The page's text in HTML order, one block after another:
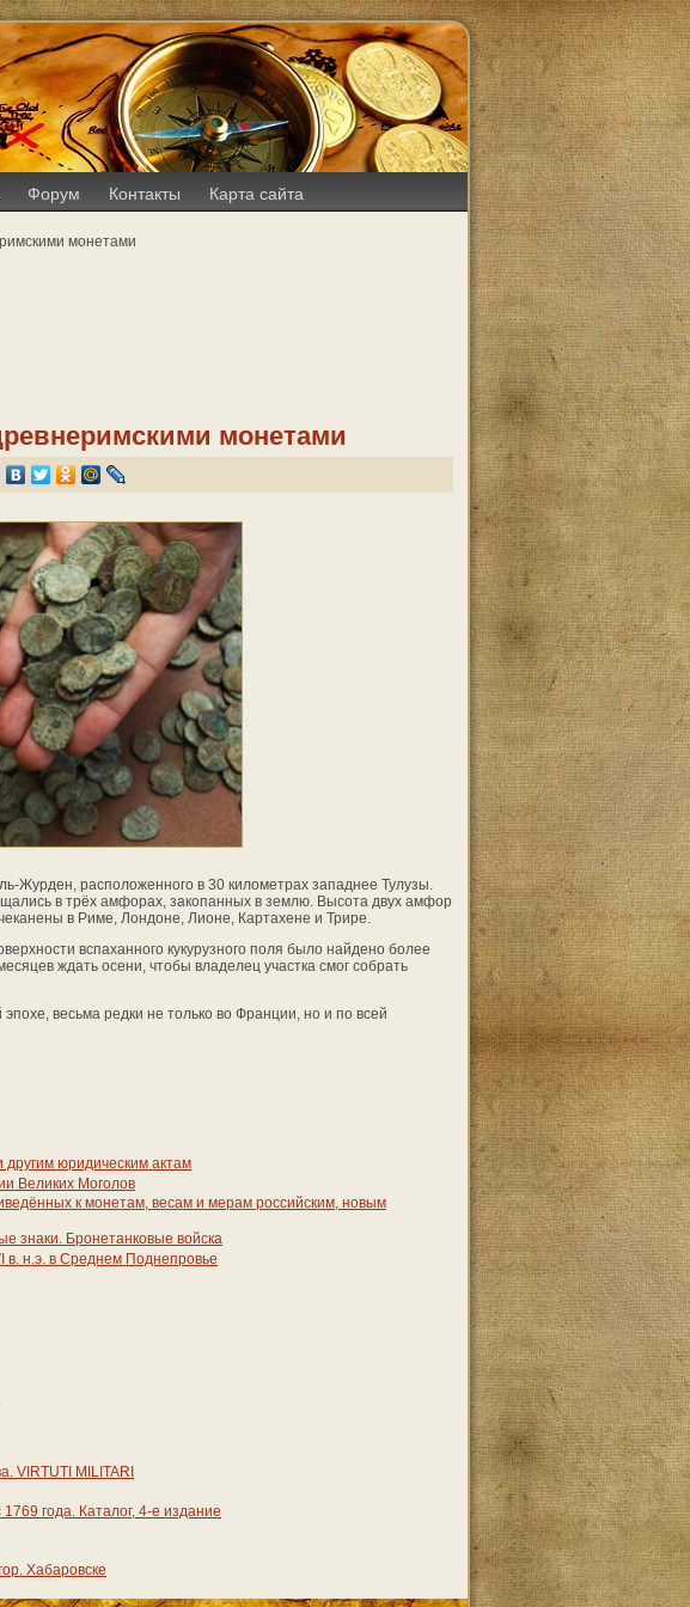
Форум Контакты Карта сайта
монетами
монетами
Журден, расположенного в 30 километрах западнее Тулузы.
в трёх амфорах, закопанных в землю. Высота двух амфор
в Риме, Лондоне, Лионе, Картахене и Трире.
вспаханного кукурузного поля было найдено более
ждать осени, чтобы владелец участка смог собрать
весьма редки не только во Франции, но и по всей
юридическим актам
Великих Моголов
к монетам, весам и мерам российским, новым
знаки. Бронетанковые войска
н.э. в Среднем Поднепровье
VIRTUTI MILITARI
года. Каталог, 4-е издание
Хабаровске